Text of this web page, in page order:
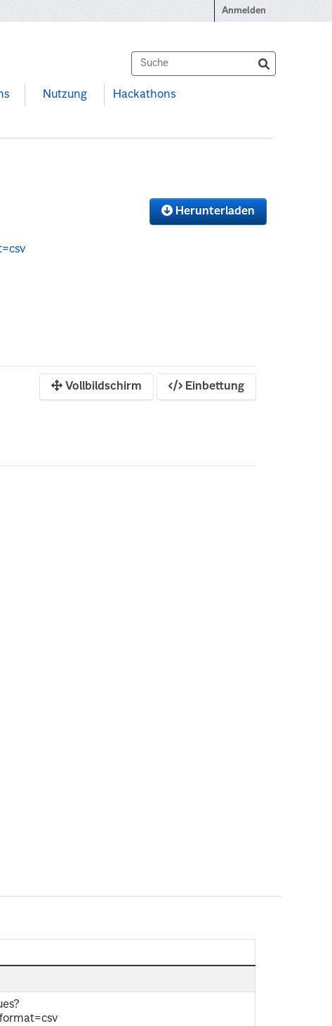
Anmelden
Nutzung Hackathons
Herunterladen
Vollbildschirm Einbettung